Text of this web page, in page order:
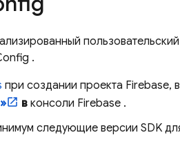
.
при создании проекта Firebase,
в консоли Firebase .
следующие версии SDK